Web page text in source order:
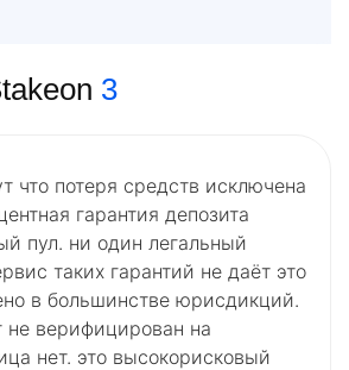
3
что потеря средств исключена
гарантия депозита
пул. ни один легальный
таких гарантий не даёт это
в большинстве юрисдикций.
не верифицирован на
нет. это высокорисковый